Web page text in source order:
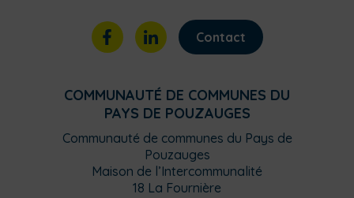
Contact
COMMUNAUTÉ DE COMMUNES DU
PAYS DE POUZAUGES
Communauté de communes du Pays de
Pouzauges
Maison de l’Intercommunalité
18 La Fournière